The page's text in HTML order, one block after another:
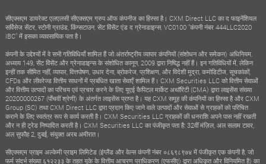
सीएक्सएम डायरेक्ट एलएलसी सीएक्सएम ग्रुप ऑफ कंपनीज का हिस्सा है। CXM Direct LLC का द फाइनेंशियल
सर्विसेज सेंटर, स्टोनी ग्राउंड, किंग्सटाउन, सेंट विंसेंट एंड द ग्रेनाडाइन्स, VC0100 "कंपनी नंबर 444LLC2020
IBC" में इसका व्यावसायिक पता है।
कंपनी के उद्देश्यों में वे सभी गतिविधियाँ शामिल हैं जो अंतर्राष्ट्रीय व्यापार कंपनियों (संशोधन और समेकन) अधिनियम,
अध्याय 149, सेंट विंसेंट और ग्रेनाडाइन्स के संशोधित कानून, 2009 द्वारा निषिद्ध नहीं हैं। इन गतिविधियों में, लेकिन
इन्हीं तक सीमित नहीं, व्यापार, वित्तपोषण, उधार देना, ब्रोकरेज, प्रशिक्षण, और विदेशी मुद्रा, कमोडिटीज, सूचकांकों,
CFDs और लीवरेज्ड वित्तीय साधनों में प्रबंधित खाता सेवाएँ शामिल हैं। CXM Securities LLC को वित्तीय सेवाओं
और वित्तीय उत्पादों का परिचय एवं प्रचार करने के लिए यूएई कैपिटल मार्केट अथॉरिटी (CMA) द्वारा लाइसेंस संख्या
20200000267 (पाँचवीं श्रेणी) के अंतर्गत लाइसेंस प्राप्त है। यह CXM समूह की कंपनियों का हिस्सा है और CXM
Group (SC) तथा CXM Direct LLC द्वारा प्रदान किए जाने वाले उत्पादों और सेवाओं से ग्राहकों को परिचित
कराने के लिए स्वतंत्र रूप से कार्य करती है। CXM Securities LLC ग्राहकों की धनराशि अपने पास नहीं रखती
और न ही ट्रेड निष्पादित करती है। CXM Securities LLC का पंजीकृत पता है: 32वीं मंज़िल, अल सलाम टावर,
अल सुफौह 2, दुबई, संयुक्त अरब अमीरात।
सीएक्सएम प्राइम अल्केमी प्राइम लिमिटेड (इंग्लैंड और वेल्स कंपनी नंबर ०८६९८९७४ में पंजीकृत एक कंपनी है, जो
फर्म संदर्भ संख्या ६१२२३३ के तहत यूके के वित्तीय आचरण प्राधिकरण (एफसीए) द्वारा अधिकृत और विनियमित है) का